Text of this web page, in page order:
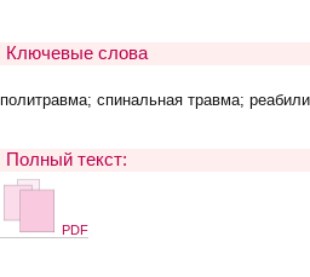
Ключевые слова
политравма; спинальная травма;
Полный текст:
PDF